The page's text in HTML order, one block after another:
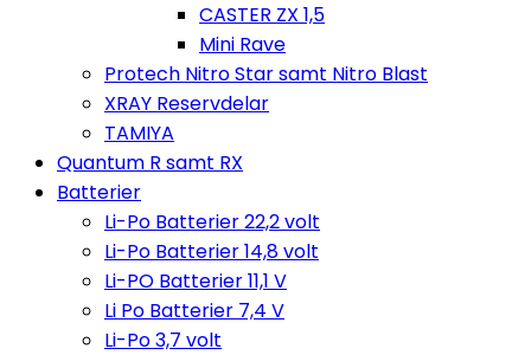
CASTER ZX 1,5
Mini Rave
Protech Nitro Star samt Nitro Blast
XRAY Reservdelar
TAMIYA
Quantum R samt RX
Batterier
Li-Po Batterier 22,2 volt
Li-Po Batterier 14,8 volt
Li-PO Batterier 11,1 V
Li Po Batterier 7,4 V
Li-Po 3,7 volt